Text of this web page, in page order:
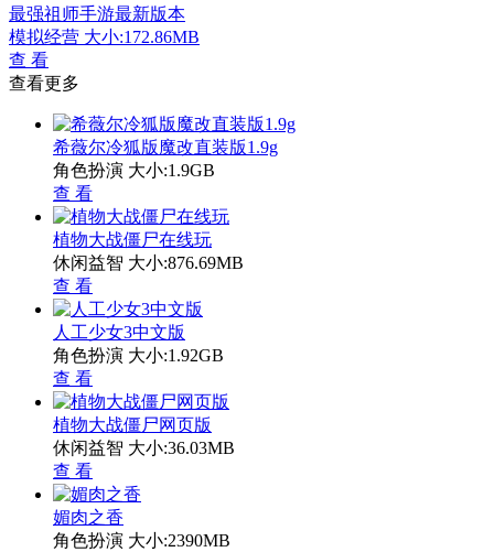
最强祖师手游最新版本
模拟经营 大小:172.86MB
查 看
查看更多
希薇尔冷狐版魔改直装版1.9g
角色扮演 大小:1.9GB
查 看
植物大战僵尸在线玩
休闲益智 大小:876.69MB
查 看
人工少女3中文版
角色扮演 大小:1.92GB
查 看
植物大战僵尸网页版
休闲益智 大小:36.03MB
查 看
媚肉之香
角色扮演 大小:2390MB